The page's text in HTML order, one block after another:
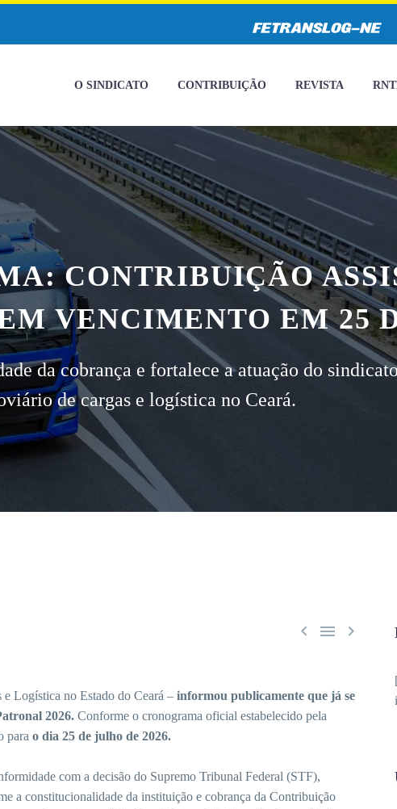
O SINDICATO CONTRIBUIÇÃO REVISTA
CONTRIBUIÇÃO
VENCIMENTO EM 25
da cobrança e fortalece a atuação do
de cargas e logística no Ceará.
  
Logística no Estado do Ceará – informou publicamente que já se
2026. Conforme o cronograma oficial estabelecido pela
para o dia 25 de julho de 2026.
com a decisão do Supremo Tribunal Federal (STF),
a constitucionalidade da instituição e cobrança da Contribuição